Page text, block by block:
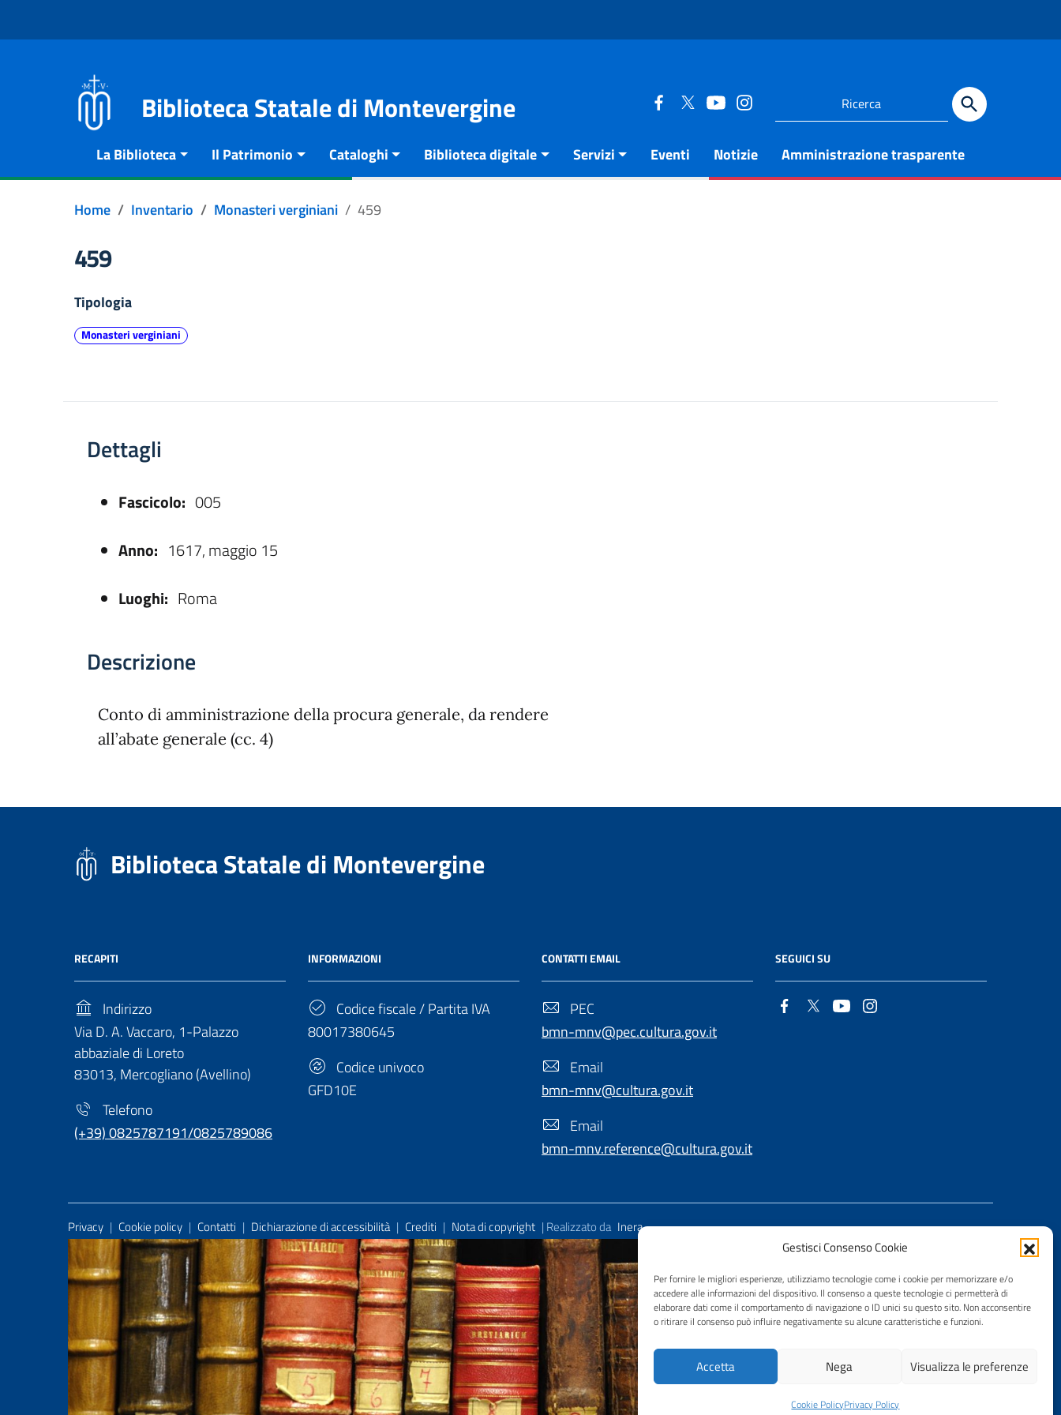
Gestisci Consenso Cookie
Per fornire le migliori esperienze, utilizziamo tecnologie come i cookie per memorizzare e/o
accedere alle informazioni del dispositivo. Il consenso a queste tecnologie ci permetterà di
elaborare dati come il comportamento di navigazione o ID unici su questo sito. Non acconsentire
o ritirare il consenso può influire negativamente su alcune caratteristiche e funzioni.
Accetta Nega Visualizza le preferenze
Cookie PolicyPrivacy Policy
Biblioteca Statale di Montevergine
La Biblioteca Il Patrimonio Cataloghi Biblioteca digitale Servizi Eventi Notizie Amministrazione trasparente
Home Inventario Monasteri verginiani 459
459
Tipologia
Monasteri verginiani
Dettagli
Fascicolo: 005
Anno: 1617, maggio 15
Luoghi: Roma
Descrizione
Conto di amministrazione della procura generale, da rendere
all’abate generale (cc. 4)
Biblioteca Statale di Montevergine
RECAPITI
Indirizzo
Via D. A. Vaccaro, 1-Palazzo
abbaziale di Loreto
83013, Mercogliano (Avellino)
Telefono
(+39) 0825787191/0825789086
INFORMAZIONI
Codice fiscale / Partita IVA
80017380645
Codice univoco
GFD10E
CONTATTI EMAIL
PEC
bmn-mnv@pec.cultura.gov.it
Email
bmn-mnv@cultura.gov.it
Email
bmn-mnv.reference@cultura.gov.it
SEGUICI SU
Useful Links Section
Privacy | Cookie policy | Contatti | Dichiarazione di accessibilità | Crediti | Nota di copyright | Realizzato da Inera